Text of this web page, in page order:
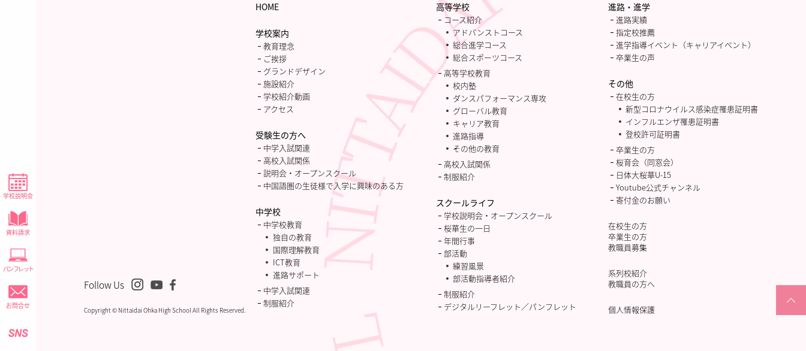
学校説明会
資料請求
パンフレット
お問合せ
HOME
学校案内
教育理念
ご挨拶
グランドデザイン
施設紹介
学校紹介動画
アクセス
受験生の方へ
中学入試関連
高校入試関係
説明会・オープンスクール
中国語圏の生徒様で入学に興味のある方
中学校
中学校教育
独自の教育
国際理解教育
ICT教育
進路サポート
中学入試関連
制服紹介
高等学校
コース紹介
アドバンストコース
総合進学コース
総合スポーツコース
高等学校教育
校内塾
ダンスパフォーマンス専攻
グローバル教育
キャリア教育
進路指導
その他の教育
高校入試関係
制服紹介
スクールライフ
学校説明会・オープンスクール
桜華生の一日
年間行事
部活動
練習風景
部活動指導者紹介
制服紹介
デジタルリーフレット／パンフレット
進路・進学
進路実績
指定校推薦
進学指導イベント（キャリアイベント）
卒業生の声
その他
在校生の方
新型コロナウイルス感染症罹患証明書
インフルエンザ罹患証明書
登校許可証明書
卒業生の方
桜育会（同窓会）
日体大桜華U-15
Youtube公式チャンネル
寄付金のお願い
在校生の方
卒業生の方
教職員募集
系列校紹介
教職員の方へ
個人情報保護
Follow Us
Copyright © Nittaidai Ohka High School All Rights Reserved.